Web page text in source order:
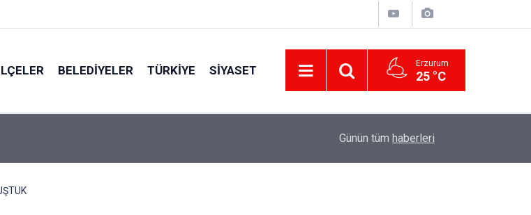
BELEDIYELER TÜRKIYE SIYASET Erzurum
25 °C
YÜRÜYEN PARALAR MANGASI
Günün tüm haberleri